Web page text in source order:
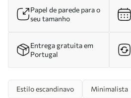
Papel de parede para o
seu tamanho
Entrega gratuita em
Portugal
Estilo escandinavo Minimalista